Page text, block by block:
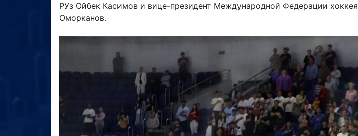
РУз Ойбек Касимов и вице-президент Международной Федерации
Оморканов.